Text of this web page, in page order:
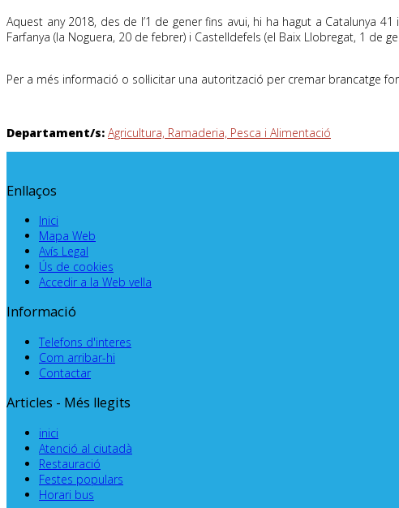
Aquest any 2018, des de l’1 de gener fins avui, hi ha hagut a Catalunya
Farfanya (la Noguera, 20 de febrer) i Castelldefels (el Baix Llobregat, 1 de
Per a més informació o sol·licitar una autorització per cremar brancatge
Departament/s: Agricultura, Ramaderia, Pesca i Alimentació
Enllaços
Inici
Mapa Web
Avís Legal
Ús de cookies
Accedir a la Web vella
Informació
Telefons d'interes
Com arribar-hi
Contactar
Articles - Més llegits
inici
Atenció al ciutadà
Restauració
Festes populars
Horari bus